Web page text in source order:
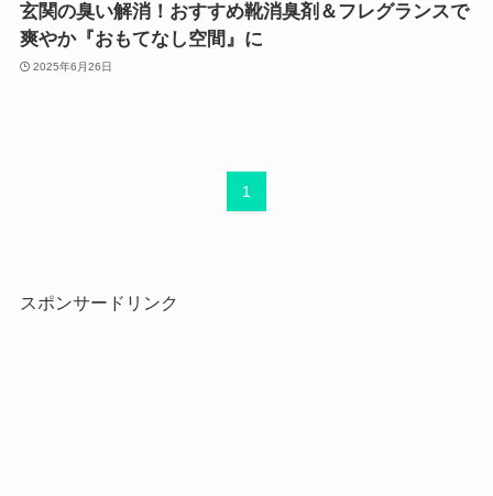
玄関の臭い解消！おすすめ靴消臭剤＆フレグランスで
爽やか『おもてなし空間』に
2025年6月26日
1
スポンサードリンク